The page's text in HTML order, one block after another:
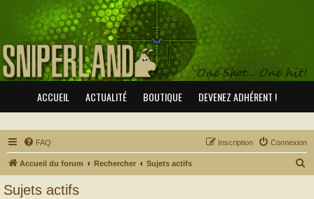
ACCUEIL ACTUALITÉ BOUTIQUE DEVENEZ ADHÉRENT !
FAQ Connexion
Inscription
Accueil du forum Rechercher Sujets actifs
Sujets actifs